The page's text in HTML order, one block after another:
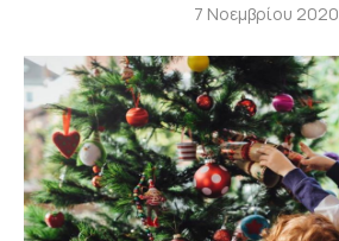
7 Νοεμβρίου 2020